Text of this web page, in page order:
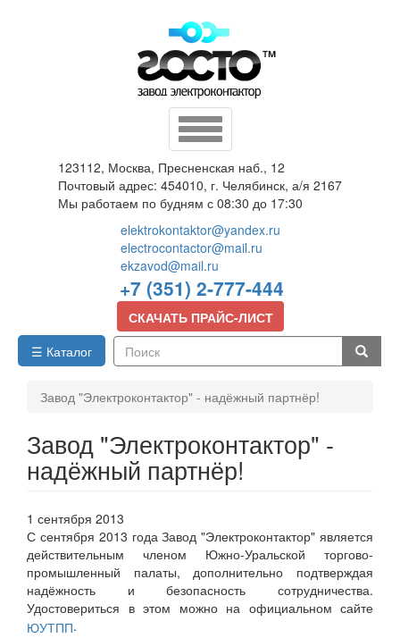
Toggle
navigation
123112, Москва, Пресненская наб., 12
Почтовый адрес: 454010, г. Челябинск, а/я 2167
Мы работаем по будням с 08:30 до 17:30
elektrokontaktor@yandex.ru
electrocontactor@mail.ru
ekzavod@mail.ru
+7 (351) 2-777-444
СКАЧАТЬ ПРАЙС-ЛИСТ
☰ Каталог
Завод "Электроконтактор" - надёжный партнёр!
Завод "Электроконтактор" -
надёжный партнёр!
1 сентября 2013
С сентября 2013 года Завод "Электроконтактор" является
действительным членом Южно-Уральской торгово-
промышленный палаты, дополнительно подтверждая
надёжность и безопасность сотрудничества.
Удостовериться в этом можно на официальном сайте
ЮУТПП.